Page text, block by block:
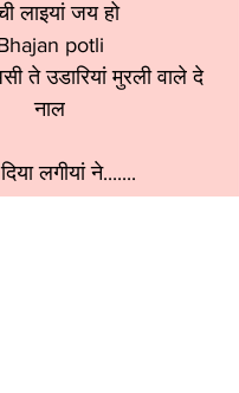
लाइयां जय हो
potli
ते उडारियां मुरली वाले दे
नाल
लगीयां ने.......